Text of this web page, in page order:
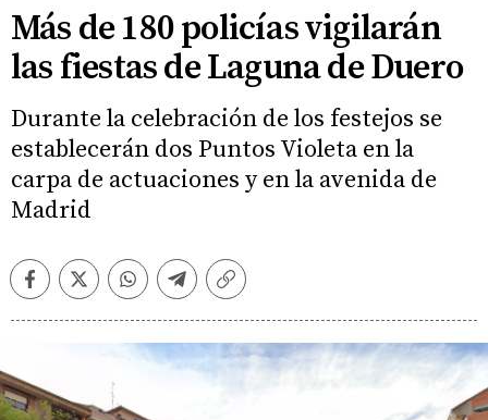
Más de 180 policías vigilarán
las fiestas de Laguna de Duero
Durante la celebración de los festejos se
establecerán dos Puntos Violeta en la
carpa de actuaciones y en la avenida de
Madrid
FacebookTwitterWhatsappTelegramCopiar